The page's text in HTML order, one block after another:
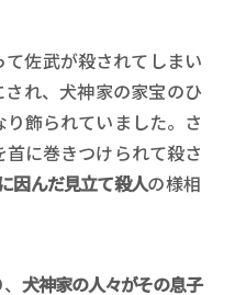
佐武が殺されてしまい
れ、犬神家の家宝のひ
飾られていました。さ
に巻きつけられて殺さ
因んだ見立て殺人の様相
犬神家の人々がその息子